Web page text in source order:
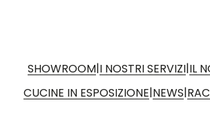
SHOWROOM|I NOSTRI SERVIZI|IL
CUCINE IN ESPOSIZIONE|NEWS|